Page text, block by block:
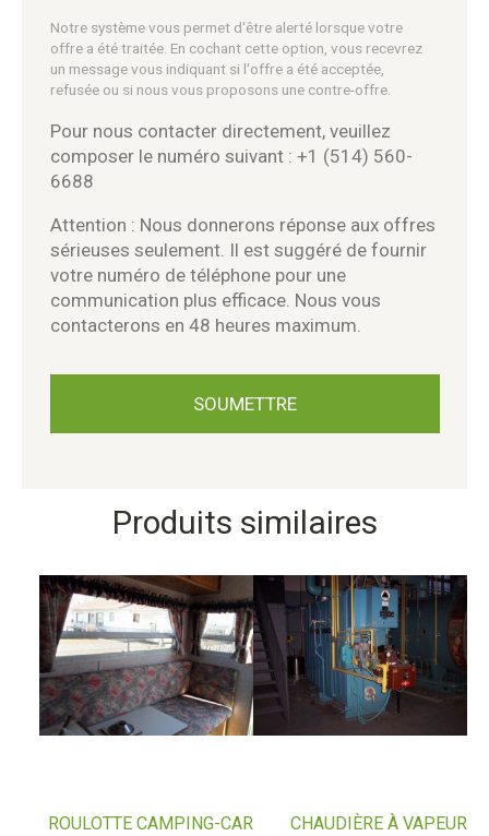
Notre système vous permet d'être alerté lorsque votre
offre a été traitée. En cochant cette option, vous recevrez
un message vous indiquant si l'offre a été acceptée,
refusée ou si nous vous proposons une contre-offre.
Pour nous contacter directement, veuillez
composer le numéro suivant : +1 (514) 560-
6688
Attention : Nous donnerons réponse aux offres
sérieuses seulement. Il est suggéré de fournir
votre numéro de téléphone pour une
communication plus efficace. Nous vous
contacterons en 48 heures maximum.
Produits similaires
CHAUDIÈRE À VAPEUR
ROULOTTE CAMPING-CAR